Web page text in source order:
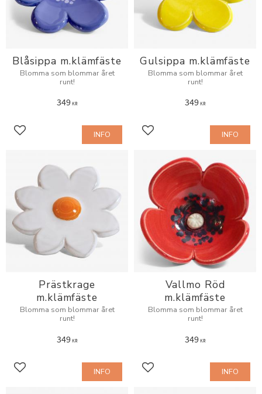
Blåsippa m.klämfäste
Blomma som blommar året
runt!
349KR
Add to favorites INFO
Gulsippa m.klämfäste
Blomma som blommar året
runt!
349KR
Add to favorites INFO
Prästkrage
m.klämfäste
Blomma som blommar året
runt!
349KR
Add to favorites INFO
Vallmo Röd
m.klämfäste
Blomma som blommar året
runt!
349KR
Add to favorites INFO